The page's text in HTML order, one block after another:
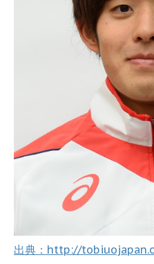
出典：http://